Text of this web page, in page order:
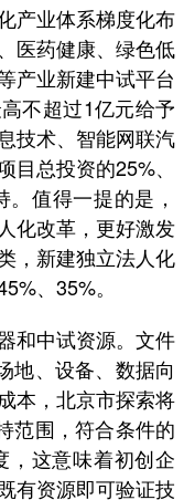
业体系梯度化布
医药健康、绿色低
产业新建中试平台
不超过1亿元给予
技术、智能网联汽
总投资的25%、
值得一提的是，
化改革，更好激发
，新建独立法人化
、35%。
中试资源。文件
地、设备、数据向
本，北京市探索将
范围，符合条件的
，这意味着初创企
有资源即可验证技